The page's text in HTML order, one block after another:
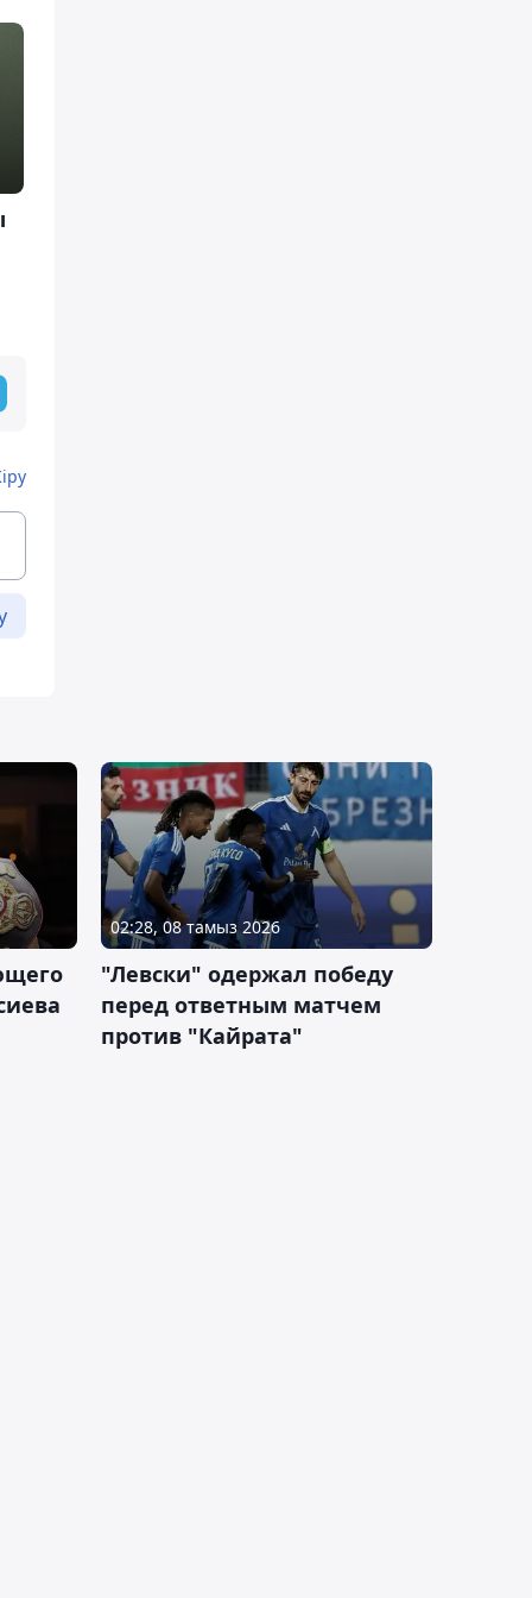
02:28, 08 тамыз 2026
"Левски" одержал победу
перед ответным матчем
против "Кайрата"